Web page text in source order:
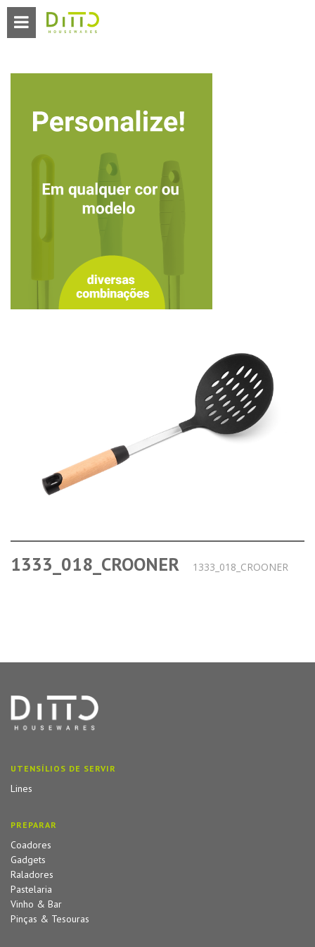
1333_018_CROONER 1333_018_CROONER
UTENSÍLIOS DE SERVIR
Lines
PREPARAR
Coadores
Gadgets
Raladores
Pastelaria
Vinho & Bar
Pinças & Tesouras